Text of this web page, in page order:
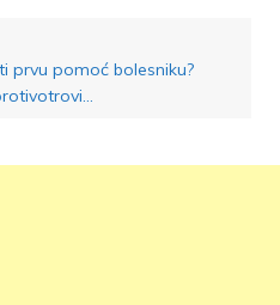
prvu pomoć bolesniku?